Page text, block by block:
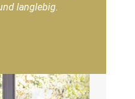
langlebig.